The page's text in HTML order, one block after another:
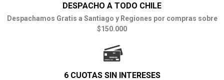
DESPACHO A TODO CHILE
Despachamos Gratis a Santiago y Regiones por compras sobre
$150.000
6 CUOTAS SIN INTERESES